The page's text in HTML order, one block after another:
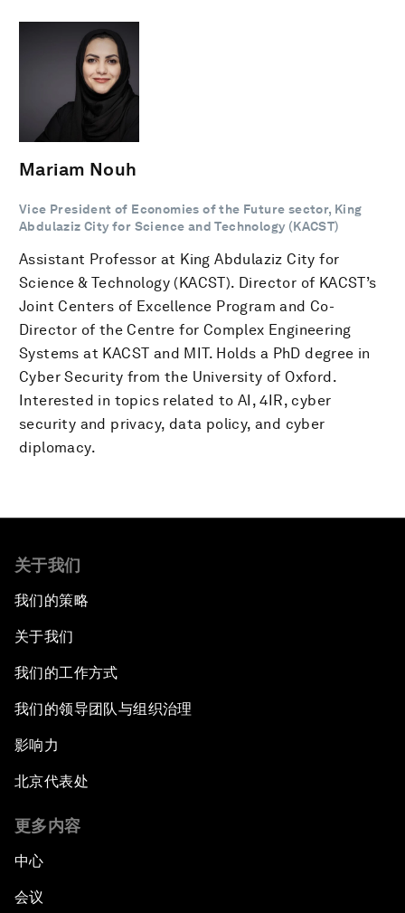
Mariam Nouh
Vice President of Economies of the Future sector, King
Abdulaziz City for Science and Technology (KACST)
Assistant Professor at King Abdulaziz City for
Science & Technology (KACST). Director of KACST’s
Joint Centers of Excellence Program and Co-
Director of the Centre for Complex Engineering
Systems at KACST and MIT. Holds a PhD degree in
Cyber Security from the University of Oxford.
Interested in topics related to AI, 4IR, cyber
security and privacy, data policy, and cyber
diplomacy.
关于我们
我们的策略
关于我们
我们的工作方式
我们的领导团队与组织治理
影响力
北京代表处
更多内容
中心
会议